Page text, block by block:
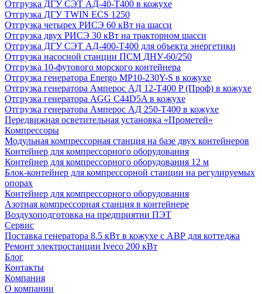
Отгрузка ДГУ СЭТ АД-40-Т400 в кожухе
Отгрузка ДГУ TWIN ECS 1250
Отгрузка четырех РИСЭ 60 кВт на шасси
Отгрузка двух РИСЭ 30 кВт на тракторном шасси
Отгрузка ДГУ СЭТ АД-400-Т400 для объекта энергетики
Отгрузка насосной станции ПСМ ДНУ-60/250
Отгрузка 10-футового морского контейнера
Отгрузка генератора Energo MP10-230Y-S в кожухе
Отгрузка генератора Амперос АД 12-Т400 P (Проф) в кожухе
Отгрузка генератора AGG C44D5A в кожухе
Отгрузка генератора Амперос АД 250-Т400 в кожухе
Передвижная осветительная установка «Прометей»
Компрессоры
Модульная компрессорная станция на базе двух контейнеров
Контейнер для компрессорного оборудования
Контейнер для компрессорного оборудования 12 м
Блок-контейнер для компрессорной станции на регулируемых
опорах
Контейнер для компрессорного оборудования
Азотная компрессорная станция в контейнере
Воздухоподготовка на предприятии ПЭТ
Сервис
Поставка генератора 8.5 кВт в кожухе с АВР для коттеджа
Ремонт электростанции Iveco 200 кВт
Блог
Контакты
Компания
О компании